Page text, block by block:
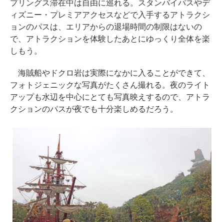
プリングス滞在中は自由に巡れる。スタンバイパスやデ
ィズニー・プレミアアクセスなどで入手するアトラクシ
ョンのパスは、エリアからの退場時間の制限はないの
で、アトラクションを体験したあとにゆっくり全体を楽
しもう。
海賊船やドクロ岩は実際になかに入ることができて、
フォトジェニックな写真がたくさん撮れる。夜のライト
アップも水辺を中心にとても写真映えするので、アトラ
クションのパスが夜でも十分楽しめるだろう。